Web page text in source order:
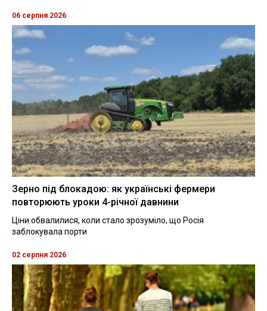
06 серпня 2026
Зерно під блокадою: як українські фермери
повторюють уроки 4-річної давнини
Ціни обвалилися, коли стало зрозуміло, що Росія
заблокувала порти
02 серпня 2026